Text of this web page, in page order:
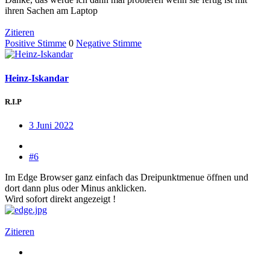
ihren Sachen am Laptop
Zitieren
Positive Stimme 0 Negative Stimme
Heinz-Iskandar
R.I.P
3 Juni 2022
#6
Im Edge Browser ganz einfach das Dreipunktmenue öffnen und
dort dann plus oder Minus anklicken.
Wird sofort direkt angezeigt !
Zitieren